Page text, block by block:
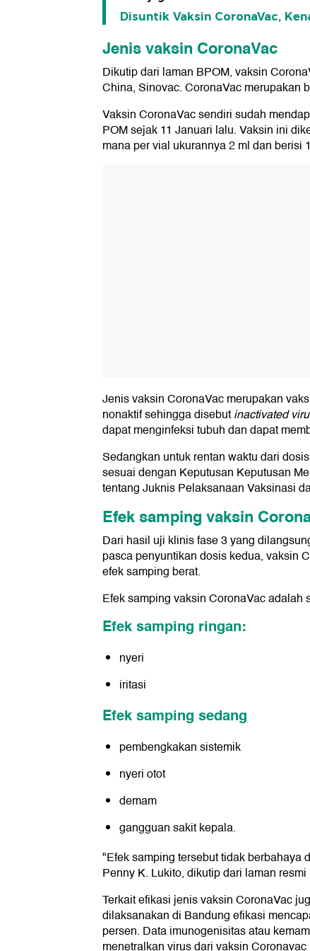
Disuntik Vaksin CoronaVac,
Jenis vaksin CoronaVac
Dikutip dari laman BPOM, vaksin
China, Sinovac. CoronaVac merupakan
Vaksin CoronaVac sendiri sudah
POM sejak 11 Januari lalu. Vaksin ini
mana per vial ukurannya 2 ml dan berisi
Jenis vaksin CoronaVac merupakan
nonaktif sehingga disebutinactivated
dapat menginfeksi tubuh dan dapat
Sedangkan untuk rentan waktu dari
sesuai dengan Keputusan Keputusan
tentang Juknis Pelaksanaan Vaksinasi
Efek samping vaksin
Dari hasil uji klinis fase 3 yang
pasca penyuntikan dosis kedua, vaksin
efek samping berat.
Efek samping vaksin CoronaVac adalah
Efek samping ringan:
nyeri
iritasi
Efek samping sedang
pembengkakan sistemik
nyeri otot
demam
gangguan sakit kepala.
"Efek samping tersebut tidak berbahaya
Penny K. Lukito, dikutip dari laman resmi
Terkait efikasi jenis vaksin CoronaVac
dilaksanakan di Bandung efikasi
persen. Data imunogenisitas atau
menetralkan virus dari vaksin